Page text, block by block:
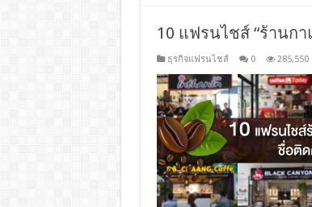
10 แฟรนไชส์ “ร้านก
ธุรกิจแฟรนไชส์ 0 285,550